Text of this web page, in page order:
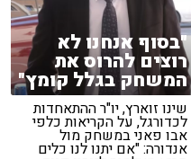
"בסוף אנחנו לא
רוצים להרוס את
המשחק בגלל קומץ"
שינו זוארץ, יו"ר ההתאחדות
לכדורגל, על הקריאות כלפי
אבו פאני במשחק מול
אנדורה: "אם יתנו לנו כלים